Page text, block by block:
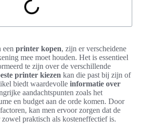
een printer kopen, zijn er verscheidene
mee moet houden. Het is essentieel
te zijn over de verschillende
printer kiezen kan die past bij zijn of
biedt waardevolle informatie over
aandachtspunten zoals het
en budget aan de orde komen. Door
kan men ervoor zorgen dat de
praktisch als kosteneffectief is.